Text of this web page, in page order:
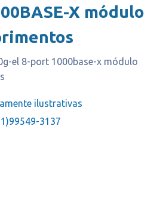
X módulo
el 8-port 1000base-x módulo
ilustrativas
3137